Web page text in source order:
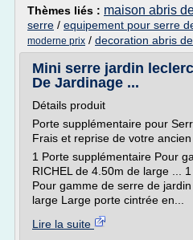
Thèmes liés : maison abris
serre / equipement pour serre
moderne prix / decoration abris
Mini serre jardin
De Jardinage ...
Détails produit
Porte supplémentaire pour
Frais et reprise de votre
1 Porte supplémentaire Pour
RICHEL de 4.50m de large ...
Pour gamme de serre de
large Large porte cintrée en...
Lire la suite